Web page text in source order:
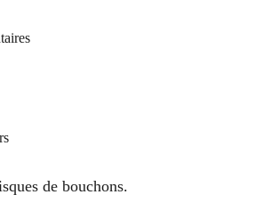
de bouchons.